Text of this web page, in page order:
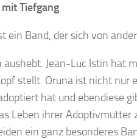
Tiefgang
ein Band, der sich von
aushebt. Jean-Luc Istin hat
stellt. Oruna ist nicht
hat und ebendiese
Leben ihrer
ein ganz besonderes